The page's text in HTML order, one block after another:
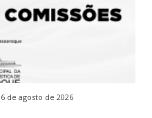
de agosto de 2026